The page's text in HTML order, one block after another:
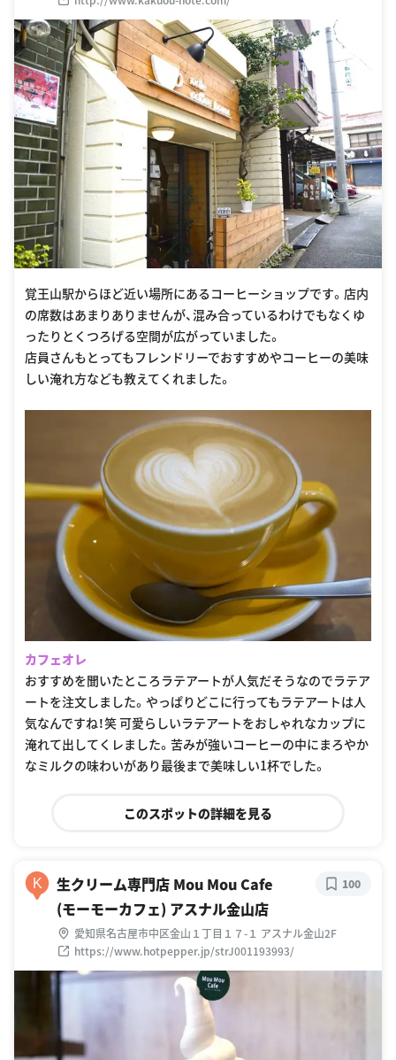
覚王山駅からほど近い場所にあるコーヒーショップです。店内
の席数はあまりありませんが、混み合っているわけでもなくゆ
ったりとくつろげる空間が広がっていました。
店員さんもとってもフレンドリーでおすすめやコーヒーの美味
しい淹れ方なども教えてくれました。
カフェオレ
おすすめを聞いたところラテアートが人気だそうなのでラテア
ートを注文しました。やっぱりどこに行ってもラテアートは人
気なんですね！笑 可愛らしいラテアートをおしゃれなカップに
淹れて出してくレました。苦みが強いコーヒーの中にまろやか
なミルクの味わいがあり最後まで美味しい1杯でした。
このスポットの詳細を見る
K
生クリーム専門店 Mou Mou Cafe
(モーモーカフェ) アスナル金山店
愛知県名古屋市中区金山１丁目１７-１ アスナル金山2F
https://www.hotpepper.jp/strJ001193993/
100